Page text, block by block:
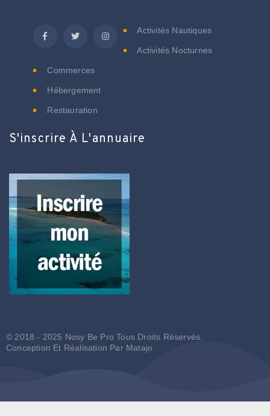
Activités Nautiques
Activités Nocturnes
Commerces
Hébergement
Restauration
S'inscrire À L'annuaire
© 2018 - 2025 Nosy Be Pro Tous Droits Réservés.
Conception Et Réalisation Par Matajo